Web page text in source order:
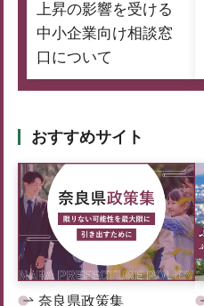
上昇の影響を受ける
中小企業向け相談窓
口について
おすすめサイト
奈良県政策集